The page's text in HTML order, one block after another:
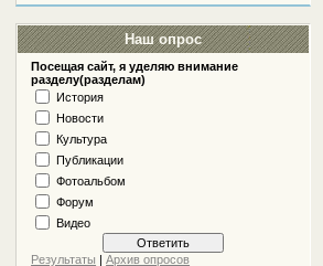
Наш опрос
Посещая сайт, я уделяю внимание
разделу(разделам)
История
Новости
Культура
Публикации
Фотоальбом
Форум
Видео
Результаты |Архив опросов